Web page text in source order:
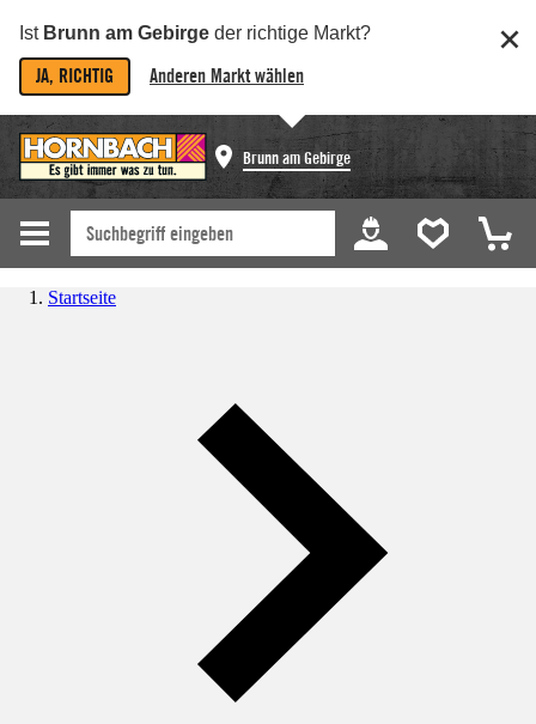
Ist Brunn am Gebirge der richtige Markt?
JA, RICHTIG Anderen Markt wählen
Brunn am Gebirge
Startseite